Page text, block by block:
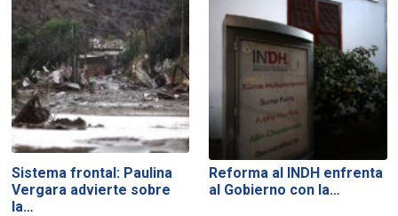
Sistema frontal: Paulina
Vergara advierte sobre
la…
Reforma al INDH enfrenta
al Gobierno con la…